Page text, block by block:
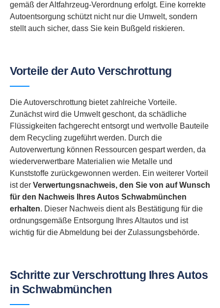
gemäß der Altfahrzeug-Verordnung erfolgt. Eine korrekte
Autoentsorgung schützt nicht nur die Umwelt, sondern
stellt auch sicher, dass Sie kein Bußgeld riskieren.
Vorteile der Auto Verschrottung
Die Autoverschrottung bietet zahlreiche Vorteile.
Zunächst wird die Umwelt geschont, da schädliche
Flüssigkeiten fachgerecht entsorgt und wertvolle Bauteile
dem Recycling zugeführt werden. Durch die
Autoverwertung können Ressourcen gespart werden, da
wiederverwertbare Materialien wie Metalle und
Kunststoffe zurückgewonnen werden. Ein weiterer Vorteil
ist der Verwertungsnachweis, den Sie von auf Wunsch
für den Nachweis Ihres Autos Schwabmünchen
erhalten. Dieser Nachweis dient als Bestätigung für die
ordnungsgemäße Entsorgung Ihres Altautos und ist
wichtig für die Abmeldung bei der Zulassungsbehörde.
Schritte zur Verschrottung Ihres Autos
in Schwabmünchen